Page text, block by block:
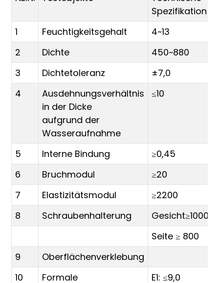
Spezifikation
1 Feuchtigkeitsgehalt 4~13
2
Dichte 450~880
3
Dichtetoleranz ±7,0
4
Ausdehnungsverhältnis
in der Dicke
aufgrund der
Wasseraufnahme
≤10
5 Interne Bindung ≥0,45
6
Bruchmodul ≥20
7
Elastizitätsmodul ≥2200
8
Schraubenhalterung Gesicht≥1000
Seite ≥ 800
9
Oberflächenverklebung
10
Formale E1: ≤9,0